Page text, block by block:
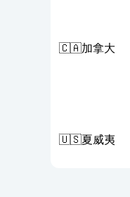
🇨🇦加拿大
🇺🇸夏威夷